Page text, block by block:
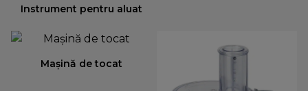
Instrument pentru aluat
Mașină de tocat